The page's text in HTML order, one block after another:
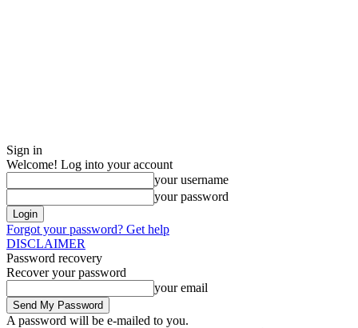
Sign in
Welcome! Log into your account
your username
your password
Forgot your password? Get help
DISCLAIMER
Password recovery
Recover your password
your email
A password will be e-mailed to you.